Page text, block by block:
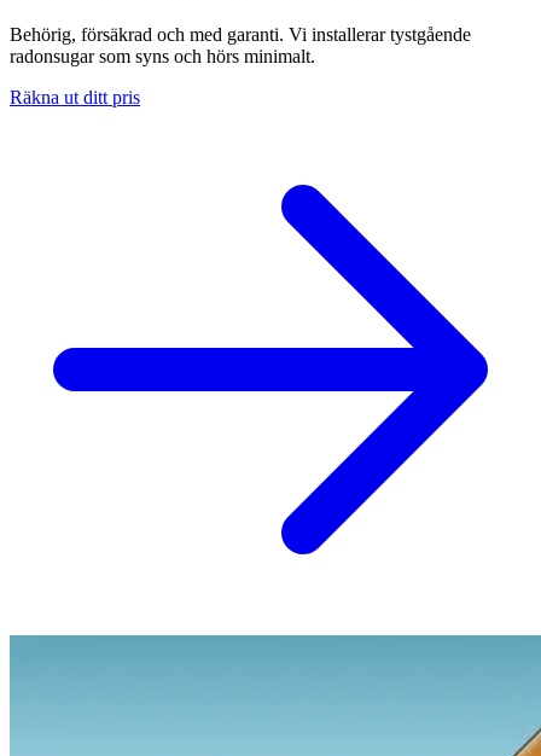
Behörig, försäkrad och med garanti. Vi installerar tystgående
radonsugar som syns och hörs minimalt.
Räkna ut ditt pris